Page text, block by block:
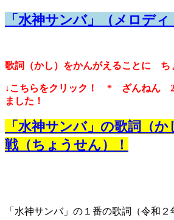
「水神サンバ」（メロデ
歌詞（かし）をかんがえることに ち
↓こちらをクリック！ * ざんねん 2/
ました！
「水神サンバ」の歌詞（
戦（ちょうせん）！
「水神サンバ」の１番の歌詞（令和